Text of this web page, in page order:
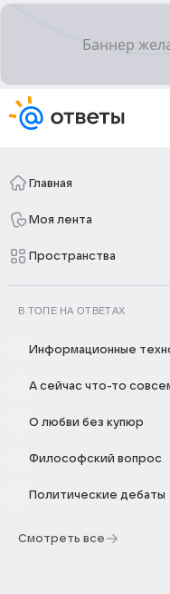
Главная
Моя лента
Пространства
В ТОПЕ НА ОТВЕТАХ
Информационные
А сейчас что-то
О любви без купюр
Философский вопрос
Политические дебаты
Смотреть все